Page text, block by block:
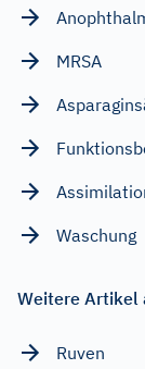
MRSA
Waschung
Weitere Artikel
Ruven